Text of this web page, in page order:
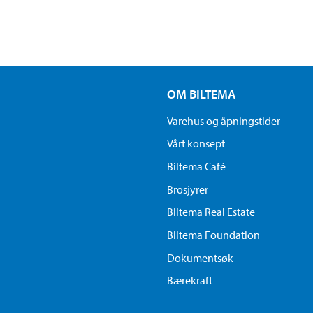
OM BILTEMA
Varehus og åpningstider
Vårt konsept
Biltema Café
Brosjyrer
Biltema Real Estate
Biltema Foundation
Dokumentsøk
Bærekraft